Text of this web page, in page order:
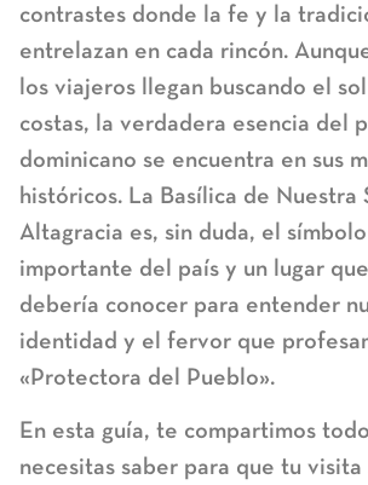
contrastes donde la fe y la
entrelazan en cada rincón.
los viajeros llegan buscando el
costas, la verdadera esencia del
dominicano se encuentra en sus
históricos. La Basílica de Nuestra
Altagracia es, sin duda, el
importante del país y un lugar
debería conocer para entender
identidad y el fervor que
«Protectora del Pueblo».
En esta guía, te compartimos
necesitas saber para que tu